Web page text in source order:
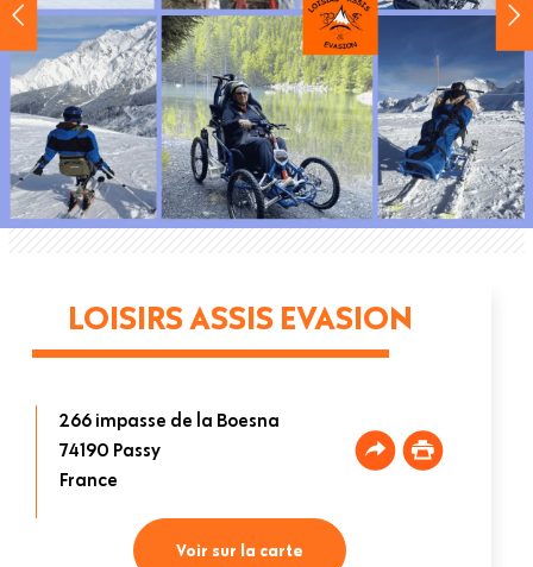
LOISIRS ASSIS EVASION
266 impasse de la Boesna
74190 Passy
France
Voir sur la carte